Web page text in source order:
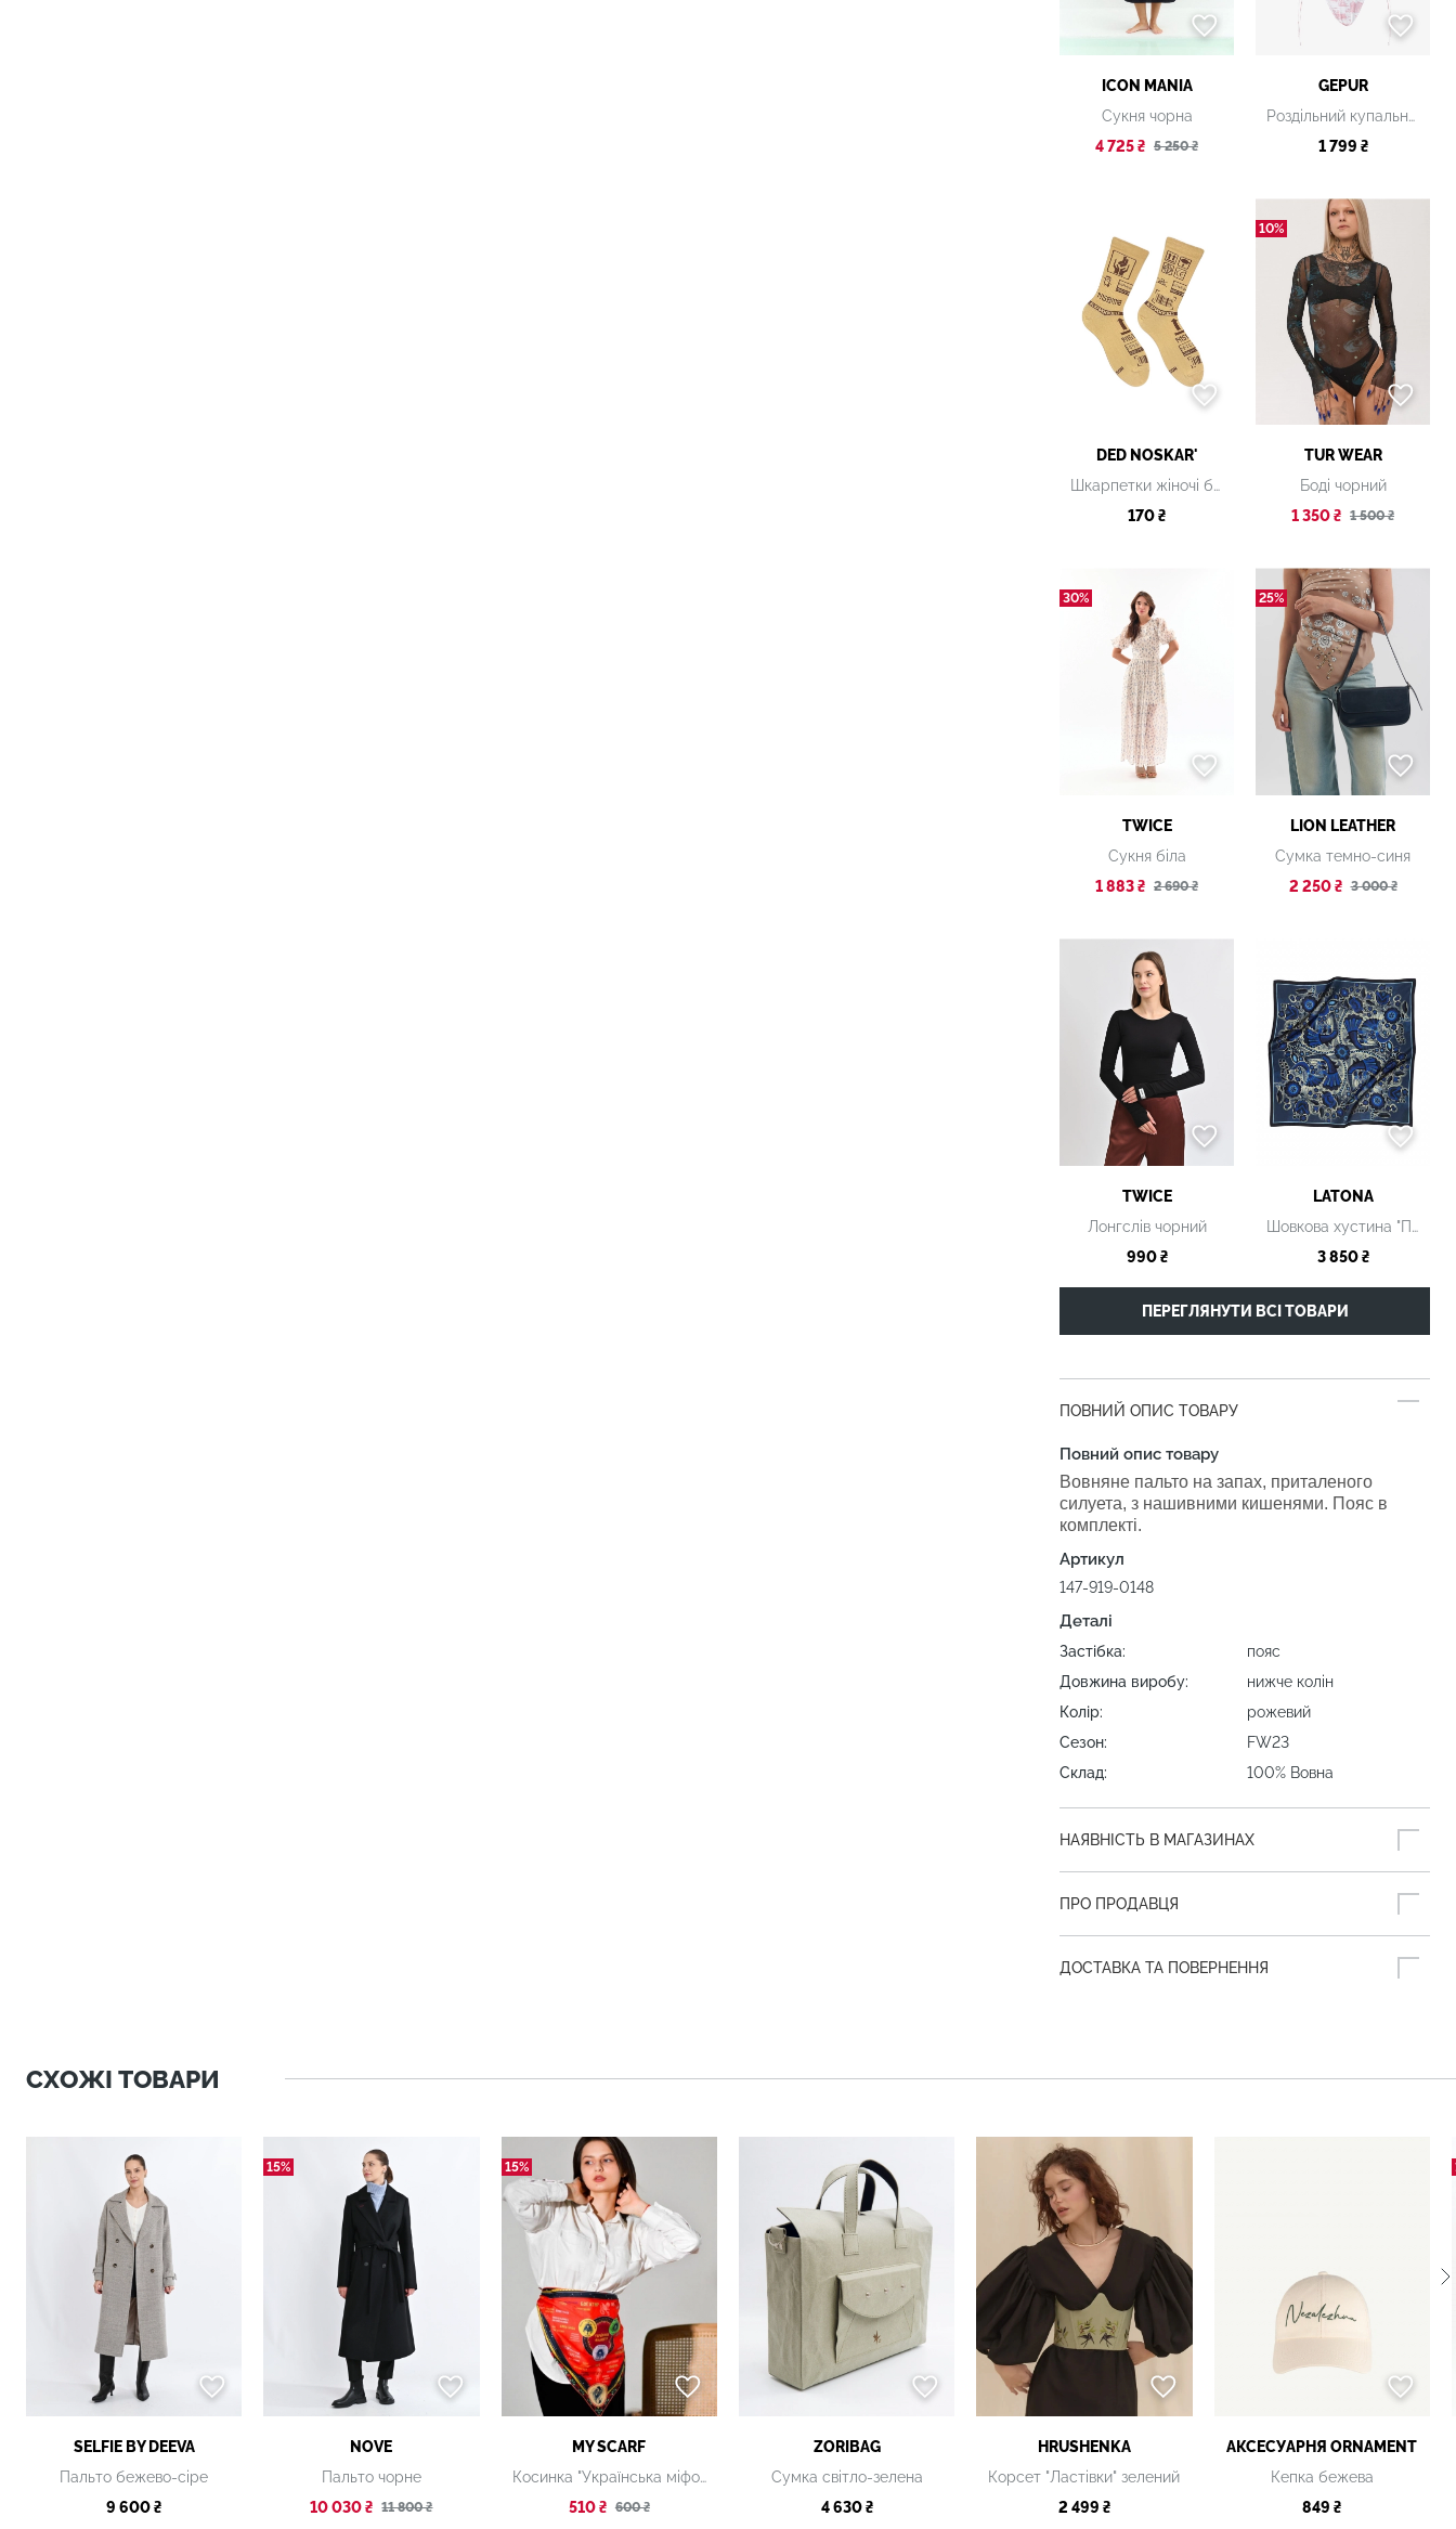
ICON MANIA
Сукня чорна
4 725 ₴ 5 250 ₴
GEPUR
Роздільний купальник із дизайнерським принтом
1 799 ₴
DED NOSKAR'
Шкарпетки жіночі бежеві з принтом
170 ₴
10%
TUR WEAR
Боді чорний
1 350 ₴ 1 500 ₴
30%
TWICE
Сукня біла
1 883 ₴ 2 690 ₴
25%
LION LEATHER
Сумка темно-синя
2 250 ₴ 3 000 ₴
TWICE
Лонгслів чорний
990 ₴
LATONA
Шовкова хустина "Птахи", 80 х 80 см
3 850 ₴
ПЕРЕГЛЯНУТИ ВСІ ТОВАРИ
ПОВНИЙ ОПИС ТОВАРУ
Повний опис товару
Вовняне пальто на запах, приталеного
силуета, з нашивними кишенями. Пояс в
комплекті.
Артикул
147-919-0148
Деталі
Застібка:
пояс
Довжина виробу:
нижче колін
Колір:
рожевий
Сезон:
FW23
Склад:
100% Вовна
НАЯВНІСТЬ В МАГАЗИНАХ
ПРО ПРОДАВЦЯ
ДОСТАВКА ТА ПОВЕРНЕННЯ
СХОЖІ ТОВАРИ
SELFIE BY DEEVA
Пальто бежево-сіре
9 600 ₴
15%
NOVE
Пальто чорне
10 030 ₴
11 800 ₴
15%
MY SCARF
Косинка "Українська міфологія"
510 ₴ 600 ₴
ZORIBAG
Сумка світло-зелена
4 630 ₴
HRUSHENKA
Корсет "Ластівки" зелений
2 499 ₴
АКСЕСУАРНЯ ОRNAMENT
Кепка бежева
849 ₴